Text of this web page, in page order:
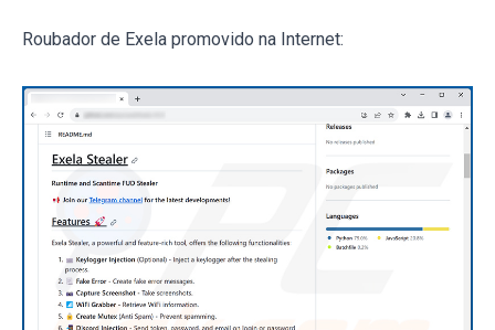
Roubador de Exela promovido na Internet: